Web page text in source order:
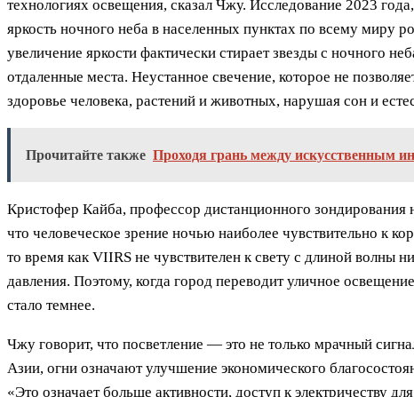
технологиях освещения, сказал Чжу. Исследование 2023
яркость ночного неба в населенных пунктах по всему миру
увеличение яркости фактически стирает звезды с ночного
отдаленные места. Неустанное свечение, которое не
здоровье человека, растений и животных, нарушая сон и
Прочитайте также Проходя грань между искусственным
Кристофер Кайба, профессор дистанционного зондирования
что человеческое зрение ночью наиболее чувствительно к
то время как VIIRS не чувствителен к свету с длиной волны
давления. Поэтому, когда город переводит уличное
стало темнее.
Чжу говорит, что посветление — это не только мрачный
Азии, огни означают улучшение экономического
«Это означает больше активности, доступ к электричеству